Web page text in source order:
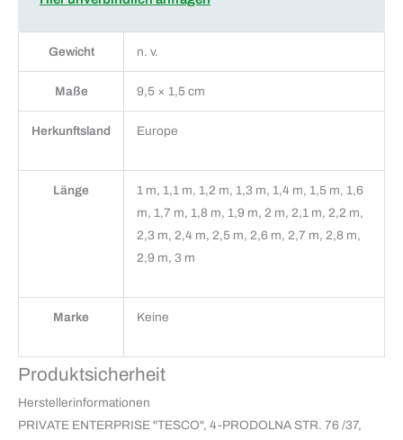
Gewicht n. v.
Maße 9,5 × 1,5 cm
Herkunftsland Europe
Länge
1 m, 1,1 m, 1,2 m, 1,3 m, 1,4 m, 1,5 m, 1,6
m, 1,7 m, 1,8 m, 1,9 m, 2 m, 2,1 m, 2,2 m,
2,3 m, 2,4 m, 2,5 m, 2,6 m, 2,7 m, 2,8 m,
2,9 m, 3 m
Marke Keine
Produktsicherheit
Herstellerinformationen
PRIVATE ENTERPRISE "TESCO", 4-PRODOLNA STR. 76 /37,